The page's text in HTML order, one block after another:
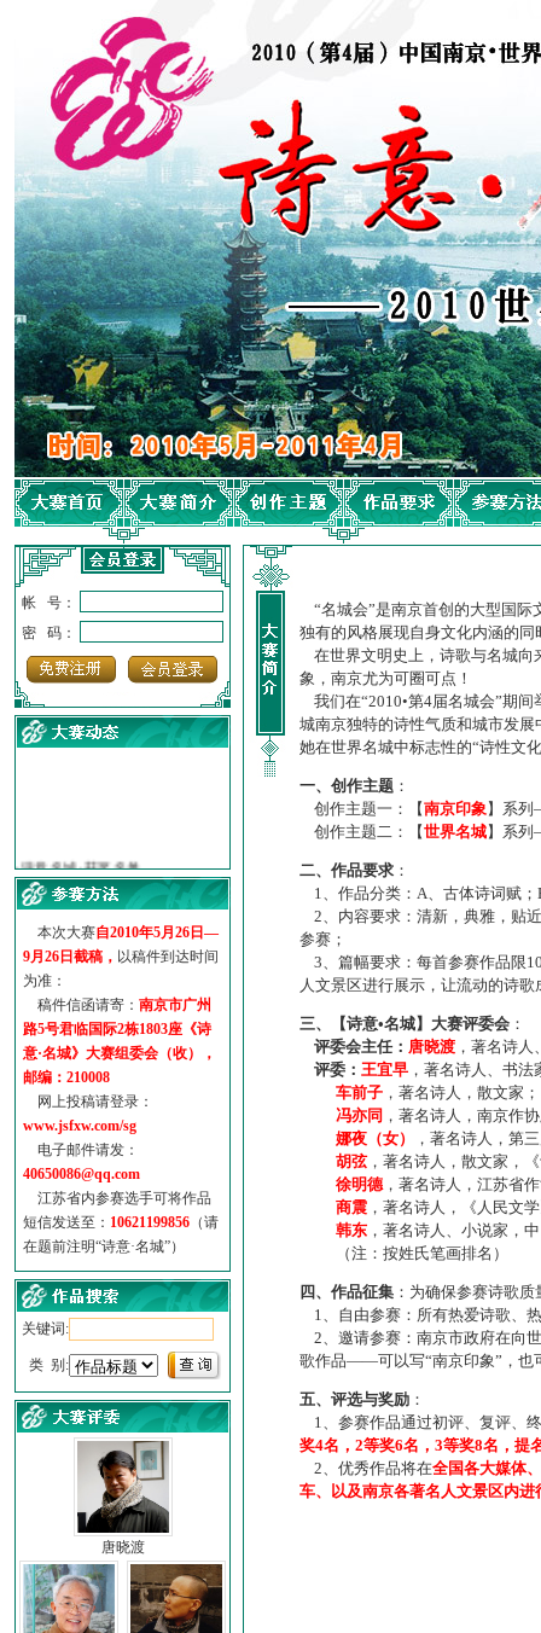
帐 号：
密 码：
·【诗意·名城】地铁展示作...
诗意名城·地铁时间
·地铁完美呈现【诗意·名城...
参赛作品多达5000多首
“诗意·名城”晒诗会
特别通知--致广大诗词爱好...
本次大赛自2010年5月26日—
9月26日截稿， 以稿件到达时间
为准：
稿件信函请寄： 南京市广州
路5号君临国际2栋1803座《诗
意·名城》大赛组委会（收），
邮编：210008
网上投稿请登录：
www.jsfxw.com/sg
电子邮件请发：
40650086@qq.com
江苏省内参赛选手可将作品
短信发送至： 10621199856 （请
在题前注明“诗意·名城”）
关键词:
类 别:
唐晓渡
“名城会”是南京首创的大型国际
独有的风格展现自身文化内涵的
在世界文明史上，诗歌与名城向
象，南京尤为可圈可点！
我们在“2010•第4届名城会”期
城南京独特的诗性气质和城市发
她在世界名城中标志性的“诗性文
一、创作主题 ：
创作主题一：【南京印象】系
创作主题二：【世界名城】系
二、作品要求 ：
1、作品分类：A、古体诗词赋；
2、内容要求：清新，典雅，贴
参赛；
3、篇幅要求：每首参赛作品限
人文景区进行展示，让流动的诗
三、【诗意•名城】大赛评委会 ：
评委会主任： 唐晓渡 ，著名诗
评委： 王宜早 ，著名诗人、书
车前子 ，著名诗人，散文家；
冯亦同 ，著名诗人，南京作
娜夜（女）
，著名诗人，第
胡弦，著名诗人，散文家，
徐明德，著名诗人，江苏省
商震 ，著名诗人，《人民文
韩东 ，著名诗人、小说家，
（注：按姓氏笔画排名）
四、作品征集 ：为确保参赛诗歌
1、自由参赛：所有热爱诗歌、
2、邀请参赛：南京市政府在向
歌作品——可以写“南京印象”，也
五、评选与奖励 ：
1、参赛作品通过初评、复评、
奖4名，2等奖6名，3等奖8名，提
2、优秀作品将在全国各大媒体
车、以及南京各著名人文景区内进